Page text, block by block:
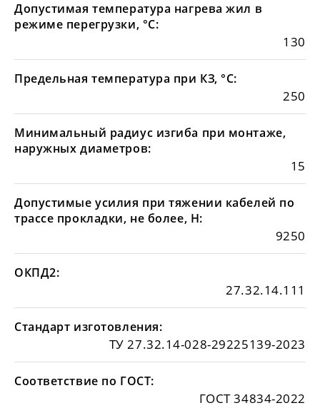
Допустимая температура нагрева жил в
режиме перегрузки, °С:
130
Предельная температура при КЗ, °С:
250
Минимальный радиус изгиба при монтаже,
наружных диаметров:
15
Допустимые усилия при тяжении кабелей по
трассе прокладки, не более, Н:
9250
ОКПД2:
27.32.14.111
Стандарт изготовления:
ТУ 27.32.14-028-29225139-2023
Соответствие по ГОСТ:
ГОСТ 34834-2022